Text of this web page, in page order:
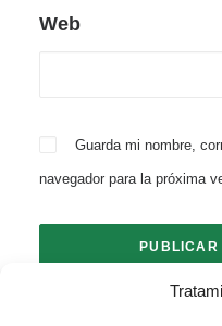
Web
Guarda mi nombre,
navegador para la próxima